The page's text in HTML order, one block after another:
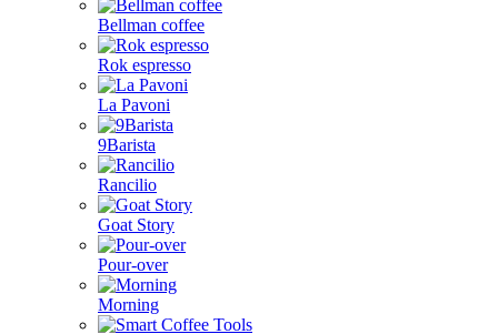
Bellman coffee
Rok espresso
La Pavoni
9Barista
Rancilio
Goat Story
Pour-over
Morning